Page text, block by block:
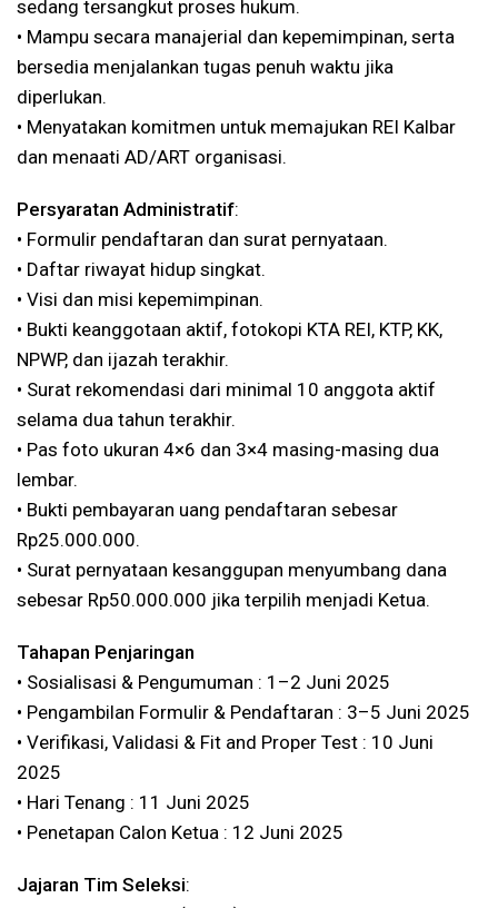
sedang tersangkut proses hukum.
•⁠ ⁠Mampu secara manajerial dan kepemimpinan, serta
bersedia menjalankan tugas penuh waktu jika
diperlukan.
•⁠ ⁠Menyatakan komitmen untuk memajukan REI Kalbar
dan menaati AD/ART organisasi.
Persyaratan Administratif:
•⁠ ⁠Formulir pendaftaran dan surat pernyataan.
•⁠ ⁠Daftar riwayat hidup singkat.
•⁠ ⁠Visi dan misi kepemimpinan.
•⁠ ⁠Bukti keanggotaan aktif, fotokopi KTA REI, KTP, KK,
NPWP, dan ijazah terakhir.
•⁠ ⁠Surat rekomendasi dari minimal 10 anggota aktif
selama dua tahun terakhir.
•⁠ ⁠Pas foto ukuran 4×6 dan 3×4 masing-masing dua
lembar.
•⁠ ⁠Bukti pembayaran uang pendaftaran sebesar
Rp25.000.000.
•⁠ ⁠Surat pernyataan kesanggupan menyumbang dana
sebesar Rp50.000.000 jika terpilih menjadi Ketua.
Tahapan Penjaringan
•⁠ ⁠Sosialisasi & Pengumuman : 1–2 Juni 2025
•⁠ ⁠Pengambilan Formulir & Pendaftaran : 3–5 Juni 2025
•⁠ ⁠Verifikasi, Validasi & Fit and Proper Test : 10 Juni
2025
•⁠ ⁠Hari Tenang : 11 Juni 2025
•⁠ ⁠Penetapan Calon Ketua : 12 Juni 2025
Jajaran Tim Seleksi: